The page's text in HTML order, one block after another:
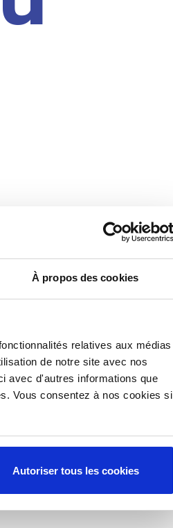
À propos des cookies
relatives aux médias
de notre site avec nos
avec d'autres informations que
Vous consentez à nos cookies si
Autoriser tous les cookies